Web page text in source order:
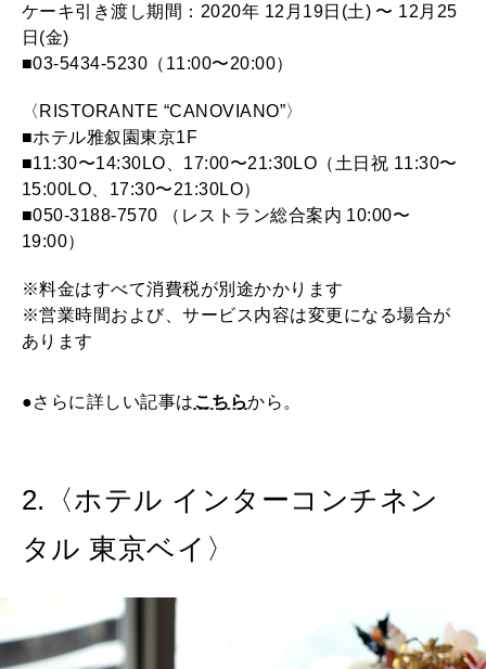
ケーキ引き渡し期間：2020年 12月19日(土) 〜 12月25
日(金)
■03-5434-5230（11:00〜20:00）
〈RISTORANTE “CANOVIANO”〉
■ホテル雅叙園東京1F
■11:30〜14:30LO、17:00〜21:30LO（土日祝 11:30〜
15:00LO、17:30〜21:30LO）
■050-3188-7570 （レストラン総合案内 10:00〜
19:00）
※料金はすべて消費税が別途かかります
※営業時間および、サービス内容は変更になる場合が
あります
●さらに詳しい記事はこちらから。
2.〈ホテル インターコンチネン
タル 東京ベイ〉